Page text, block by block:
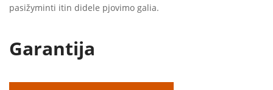
pasižyminti itin didele pjovimo galia.
Garantija